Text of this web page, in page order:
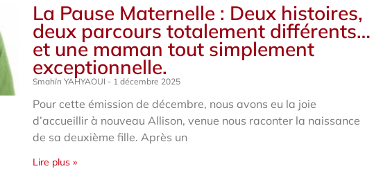
La Pause Maternelle : Deux histoires,
deux parcours totalement différents…
et une maman tout simplement
exceptionnelle.
Smahïn YAHYAOUI 1 décembre 2025
Pour cette émission de décembre, nous avons eu la joie
d’accueillir à nouveau Allison, venue nous raconter la naissance
de sa deuxième fille. Après un
Lire plus »